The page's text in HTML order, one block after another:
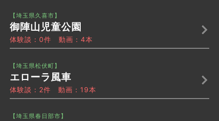
【埼玉県久喜市】
御陣山児童公園
体験談：0件 動画：4本
【埼玉県松伏町】
エローラ風車
体験談：2件 動画：19本
【埼玉県春日部市】